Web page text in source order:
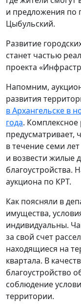
и предложения по
Цыбульский.
Развитие
станет частью
проекта
Напомним,
развития
в Архангельске в
года. Комплексное
предусматривает,
в течение семи
и возвести жилые
благоустройства.
аукциона по КРТ.
Как поясняли в
имущества,
индивидуальны.
за свой счет
находящиеся на
квартала. В
благоустройство
соблюдение
территории.